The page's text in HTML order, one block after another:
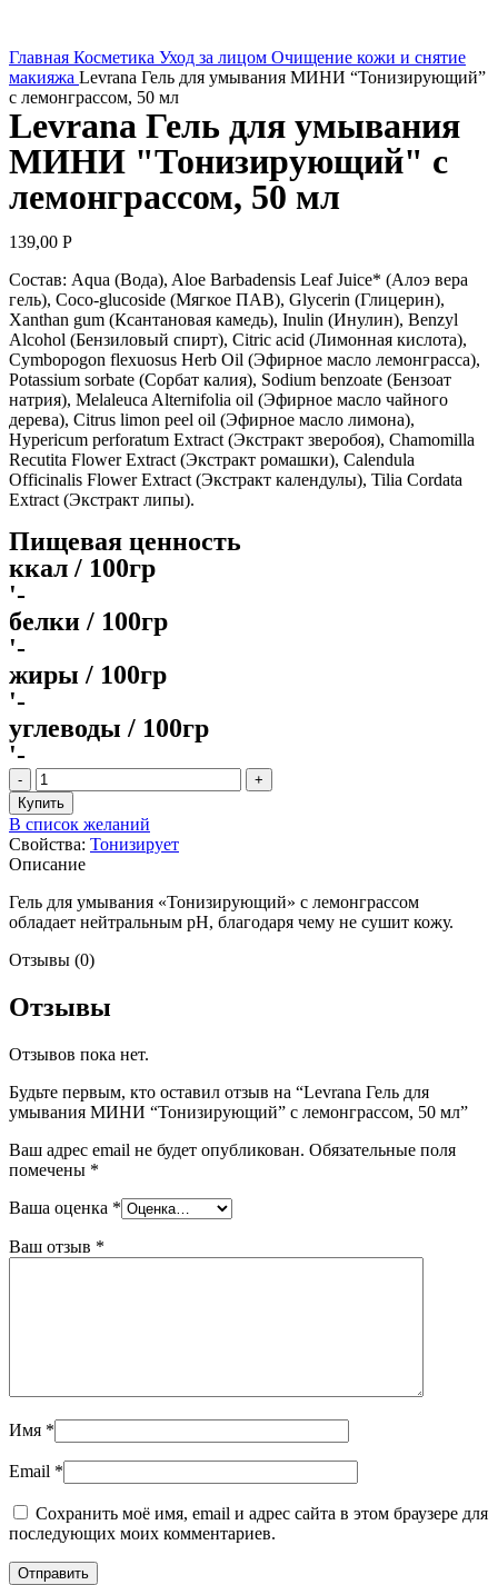
Главная Косметика Уход за лицом Очищение кожи и снятие
макияжа Levrana Гель для умывания МИНИ “Тонизирующий”
с лемонграссом, 50 мл
Levrana Гель для умывания
МИНИ "Тонизирующий" с
лемонграссом, 50 мл
139,00 Р
Состав: Aqua (Вода), Aloe Barbadensis Leaf Juice* (Алоэ вера
гель), Coco-glucoside (Мягкое ПАВ), Glycerin (Глицерин),
Xanthan gum (Ксантановая камедь), Inulin (Инулин), Benzyl
Alcohol (Бензиловый спирт), Citric acid (Лимонная кислота),
Cymbopogon flexuosus Herb Oil (Эфирное масло лемонграсса),
Potassium sorbate (Сорбат калия), Sodium benzoate (Бензоат
натрия), Melaleuca Alternifolia oil (Эфирное масло чайного
дерева), Citrus limon peel oil (Эфирное масло лимона),
Hypericum perforatum Extract (Экстракт зверобоя), Chamomilla
Recutita Flower Extract (Экстракт ромашки), Calendula
Officinalis Flower Extract (Экстракт календулы), Tilia Cordata
Extract (Экстракт липы).
Пищевая ценность
ккал / 100гр
'-
белки / 100гр
'-
жиры / 100гр
'-
углеводы / 100гр
'-
Количество
товара
Levrana
Гель
для
умывания
МИНИ
"Тонизирующий"
лемонграссом,
Купить
В список желаний
Свойства: Тонизирует
Описание
Гель для умывания «Тонизирующий» с лемонграссом
обладает нейтральным pH, благодаря чему не сушит кожу.
Отзывы (0)
Отзывы
Отзывов пока нет.
Будьте первым, кто оставил отзыв на “Levrana Гель для
умывания МИНИ “Тонизирующий” с лемонграссом, 50 мл”
Ваш адрес email не будет опубликован. Обязательные поля
помечены *
Ваша оценка *
Ваш отзыв *
Имя *
Email *
Сохранить моё имя, email и адрес сайта в этом браузере для
последующих моих комментариев.